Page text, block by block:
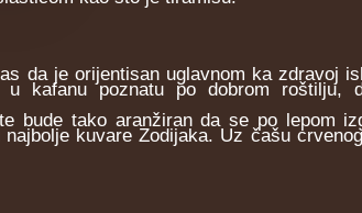
da je orijentisan uglavnom ka zdravoj
kafanu poznatu po dobrom roštilju,
bude tako aranžiran da se po lepom
kuvare Zodijaka. Uz čašu